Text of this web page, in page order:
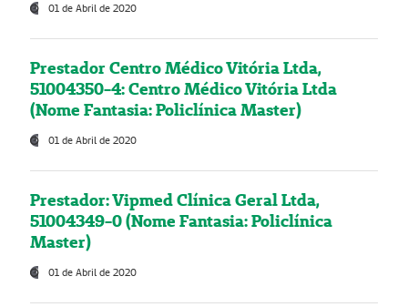
01 de Abril de 2020
Prestador Centro Médico Vitória Ltda,
51004350-4: Centro Médico Vitória Ltda
(Nome Fantasia: Policlínica Master)
01 de Abril de 2020
Prestador: Vipmed Clínica Geral Ltda,
51004349-0 (Nome Fantasia: Policlínica
Master)
01 de Abril de 2020